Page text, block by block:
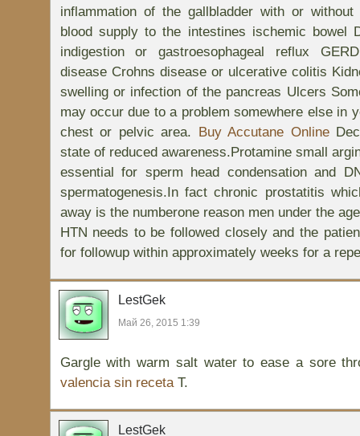
inflammation of the gallbladder with or without
blood supply to the intestines ischemic bowel
indigestion or gastroesophageal reflux
disease Crohns disease or ulcerative colitis
swelling or infection of the pancreas Ulcers
may occur due to a problem somewhere else in
chest or pelvic area. Buy Accutane Online
state of reduced awareness.Protamine small
essential for sperm head condensation and
spermatogenesis.In fact chronic prostatitis
away is the numberone reason men under the
HTN needs to be followed closely and the
for followup within approximately weeks for a
LestGek
Май 26, 2015 1:39
Gargle with warm salt water to ease a sore
valencia sin recetaT.
LestGek